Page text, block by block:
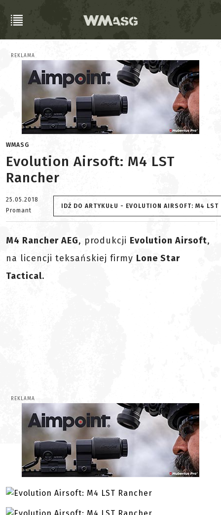
REKLAMA
WMASG
Evolution Airsoft: M4 LST
Rancher
25.05.2018
Promant
IDŹ DO ARTYKUŁU - EVOLUTION AIRSOFT: M4 LST
M4 Rancher AEG, produkcji Evolution Airsoft,
na licencji teksańskiej firmy Lone Star
Tactical.
REKLAMA